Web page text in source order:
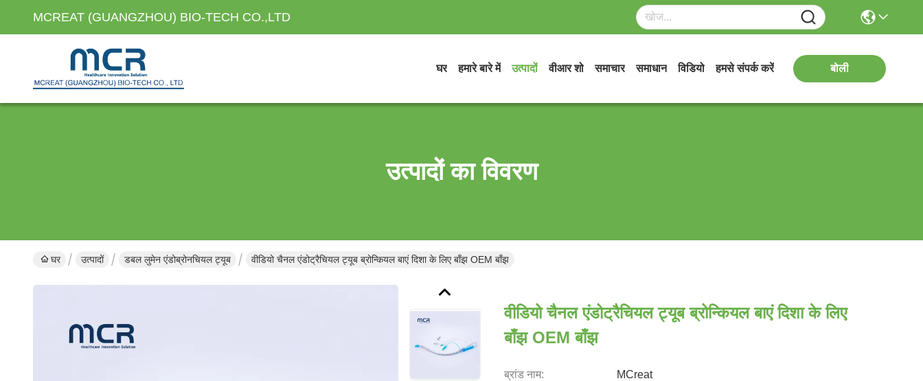
MCREAT (GUANGZHOU) BIO-TECH CO.,LTD
घर हमारे बारे में उत्पादों वीआर शो समाचार समाधान विडियो हमसे संपर्क करें बोली
उत्पादों का विवरण
घर उत्पादों डबल लुमेन एंडोब्रोनचियल ट्यूब वीडियो चैनल एंडोट्रैचियल ट्यूब ब्रोन्कियल बाएं दिशा के लिए बाँझ OEM बाँझ
वीडियो चैनल एंडोट्रैचियल ट्यूब ब्रोन्कियल बाएं दिशा के लिए
बाँझ OEM बाँझ
ब्रांड नाम: MCreat